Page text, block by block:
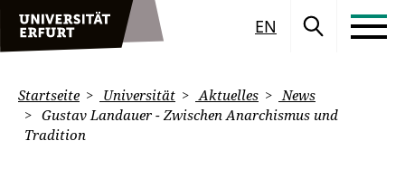
EN
Startseite Universität Aktuelles
News
Gustav Landauer - Zwischen Anarchismus und
Tradition